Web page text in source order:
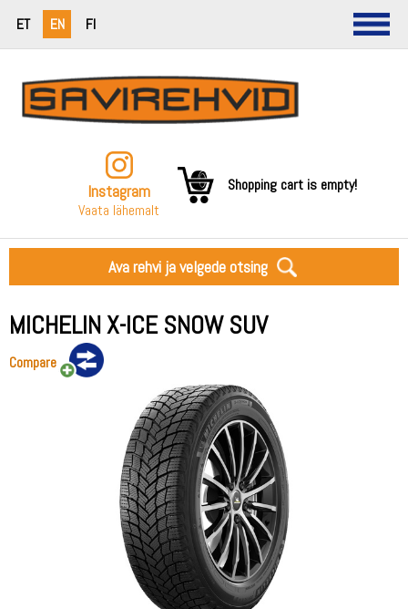
ET EN FI
Instagram
Vaata lähemalt
Shopping cart is empty!
Ava rehvi ja velgede otsing
MICHELIN X-ICE SNOW SUV
Compare